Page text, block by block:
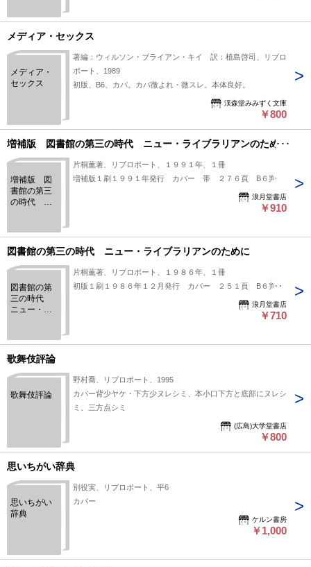
メディア・セックス
メディア・
セックス
著編：ウィルソン・ブライアン・キイ 訳：植島啓司、リブロ
ポート、1989
初版、B6、カバ。カバ微よれ・微スレ。本体良好。
渓森堂みみずく文庫
￥800
増補版 図書館の第三の時代 ニュー・ライブラリアンのために
増補版 図
書館の第三
の時代 ニ
のために
片桐薫著、リブロポート、１９９１年、１冊
増補版１刷１９９１年発行 カバー 帯 ２７６頁 B６判
浪月堂書店
￥910
図書館の第三の時代 ニュー・ライブラリアンのために
図書館の第
三の時代
ニュー・ラ
片桐薫著、リブロポート、１９８６年、１冊
初版１刷１９８６年１２月発行 カバー ２５１頁 B６判
浪月堂書店
￥710
歌舞伎評論
歌舞伎評論
野村喬、リブロポート、1995
カバー背少ヤケ・下方少ヌレシミ、本小口下方と底部にヌレシ
ミ、三方点シミ
(広島)大学堂書店
￥800
思いちがい辞典
思いちがい
辞典
別役実、リブロポート、平6
カバー
ケルン書房
￥1,000